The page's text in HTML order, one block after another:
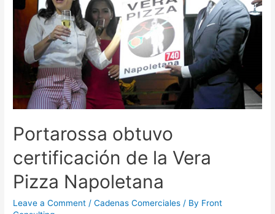
Portarossa obtuvo
certificación de la Vera
Pizza Napoletana
Leave a Comment /Cadenas Comerciales / By Front